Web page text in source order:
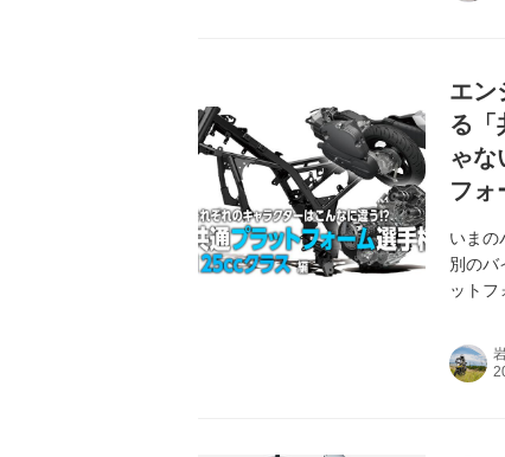
エン
る「
ゃな
フォ
いまの
別のバ
ットフ